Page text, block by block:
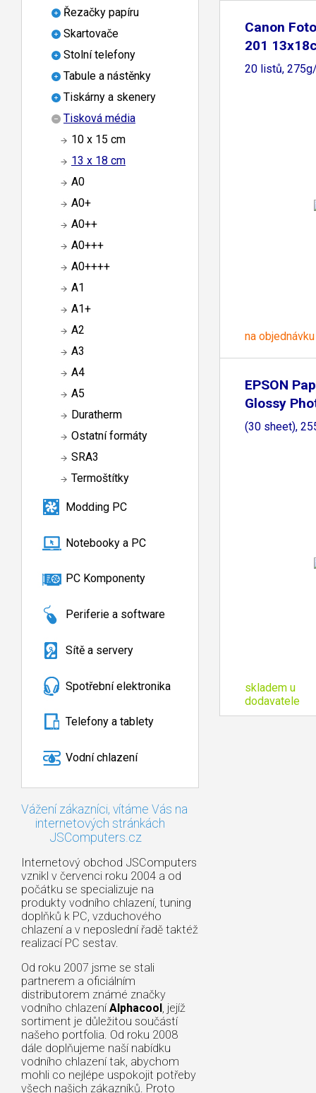
Řezačky papíru
Skartovače
Stolní telefony
Tabule a nástěnky
Tiskárny a skenery
Tisková média
10 x 15 cm
13 x 18 cm
A0
A0+
A0++
A0+++
A0++++
A1
A1+
A2
A3
A4
A5
Duratherm
Ostatní formáty
SRA3
Termoštítky
Modding PC
Notebooky a PC
PC Komponenty
Periferie a software
Sítě a servery
Spotřební elektronika
Telefony a tablety
Vodní chlazení
Vážení zákazníci, vítáme Vás na
internetových stránkách
JSComputers.cz
Internetový obchod JSComputers
vznikl v červenci roku 2004 a od
počátku se specializuje na
produkty vodního chlazení, tuning
doplňků k PC, vzduchového
chlazení a v neposlední řadě taktéž
realizací PC sestav.
Od roku 2007 jsme se stali
partnerem a oficiálním
distributorem známé značky
vodního chlazení Alphacool, jejíž
sortiment je důležitou součástí
našeho portfolia. Od roku 2008
dále doplňujeme naší nabídku
vodního chlazení tak, abychom
mohli co nejlépe uspokojit potřeby
všech našich zákazníků. Proto
Canon
201
20 listů,
na objednávku
EPSON
Glossy
(30 sheet),
skladem u
dodavatele